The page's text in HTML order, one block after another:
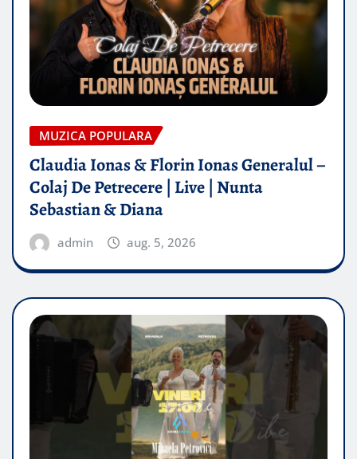
MUZICA POPULARA
Claudia Ionas & Florin Ionas Generalul –
Colaj De Petrecere | Live | Nunta
Sebastian & Diana
admin aug. 5, 2026